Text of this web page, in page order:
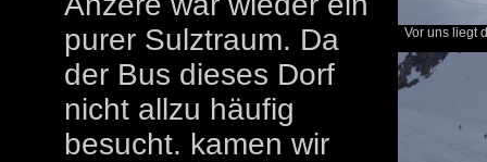
purer Sulztraum. Da
der Bus dieses Dorf
nicht allzu häufig
besucht. kamen wir
Vor uns liegt